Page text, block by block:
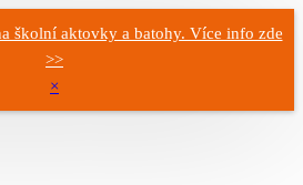
školní aktovky a batohy. Více info zde
>>
×